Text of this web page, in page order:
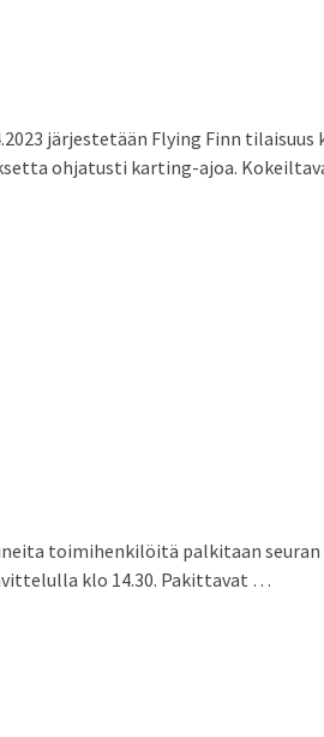
järjestetään Flying Finn tilaisuus
ohjatusti karting-ajoa.
toimihenkilöitä palkitaan
klo 14.30. Pakittavat …